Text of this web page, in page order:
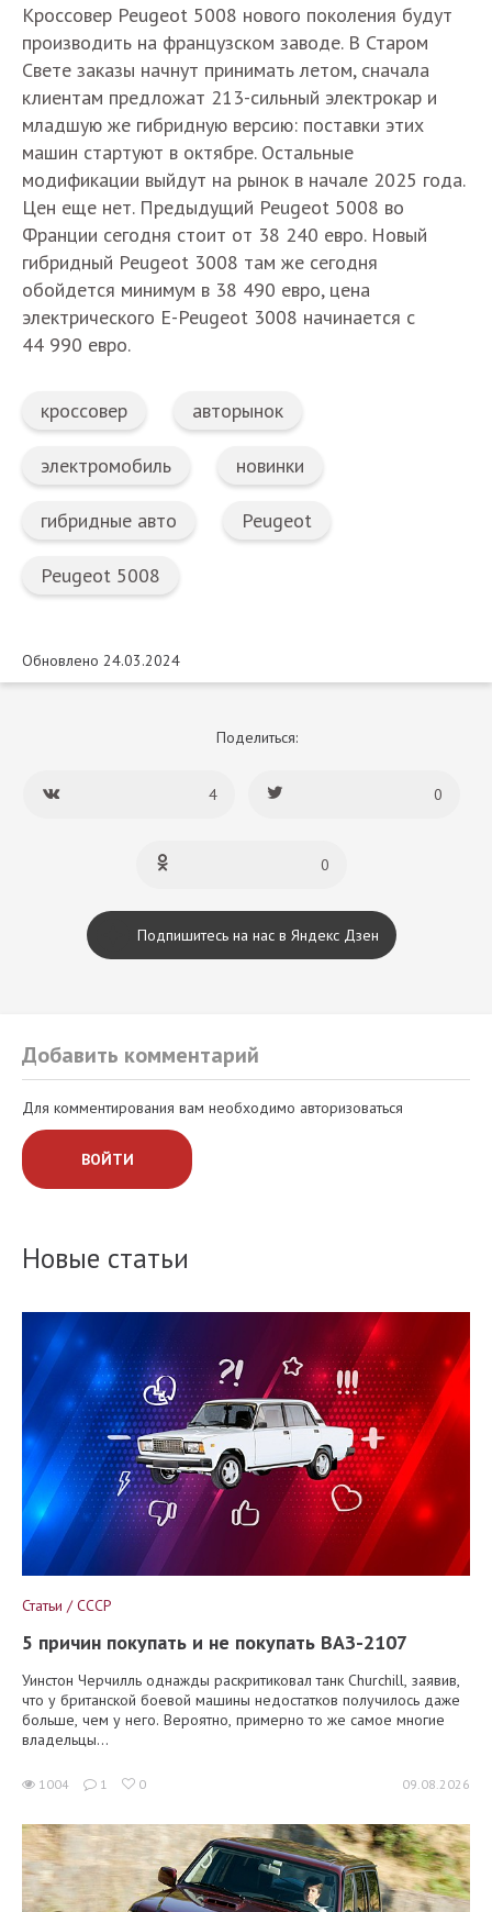
Кроссовер Peugeot 5008 нового поколения будут
производить на французском заводе. В Старом
Свете заказы начнут принимать летом, сначала
клиентам предложат 213-сильный электрокар и
младшую же гибридную версию: поставки этих
машин стартуют в октябре. Остальные
модификации выйдут на рынок в начале 2025 года.
Цен еще нет. Предыдущий Peugeot 5008 во
Франции сегодня стоит от 38 240 евро. Новый
гибридный Peugeot 3008 там же сегодня
обойдется минимум в 38 490 евро, цена
электрического E-Peugeot 3008 начинается с
44 990 евро.
кроссовер авторынок
электромобиль новинки
гибридные авто Peugeot
Peugeot 5008
Обновлено 24.03.2024
Поделиться:
4 0
0
Подпишитесь на нас в Яндекс Дзен
Добавить комментарий
Для комментирования вам необходимо авторизоваться
ВОЙТИ
Новые статьи
Статьи / СССР
5 причин покупать и не покупать ВАЗ-2107
Уинстон Черчилль однажды раскритиковал танк Churchill, заявив,
что у британской боевой машины недостатков получилось даже
больше, чем у него. Вероятно, примерно то же самое многие
владельцы...
1004 1 0 09.08.2026